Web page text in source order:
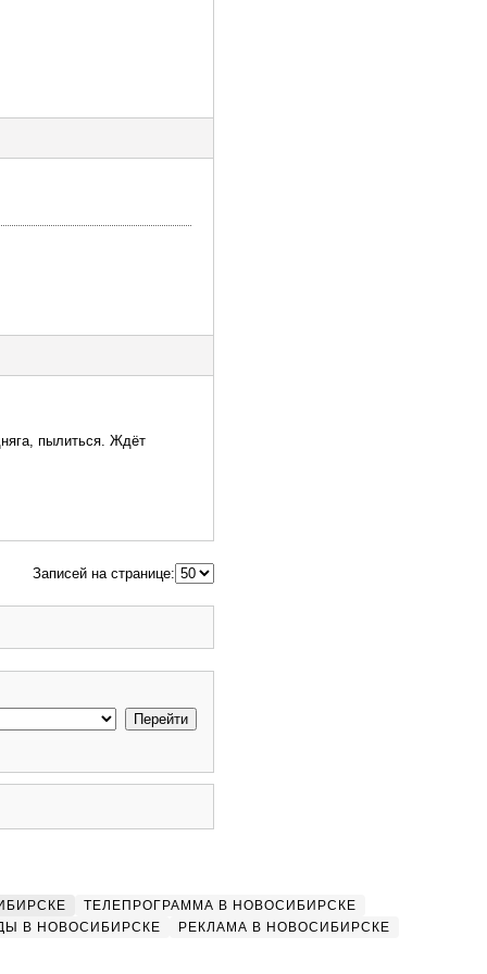
пылиться. Ждёт
Записей на странице:
ТЕЛЕПРОГРАММА В НОВОСИБИРСКЕ
В НОВОСИБИРСКЕ РЕКЛАМА В НОВОСИБИРСКЕ